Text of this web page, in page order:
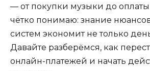
— от покупки музыки до
чётко понимаю: знание
систем экономит не только
Давайте разберёмся, как
онлайн-платежей и начать